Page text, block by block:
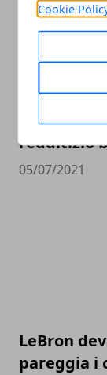
Cookie
I
redditizio
05/07/2021
LeBron
pareggia i